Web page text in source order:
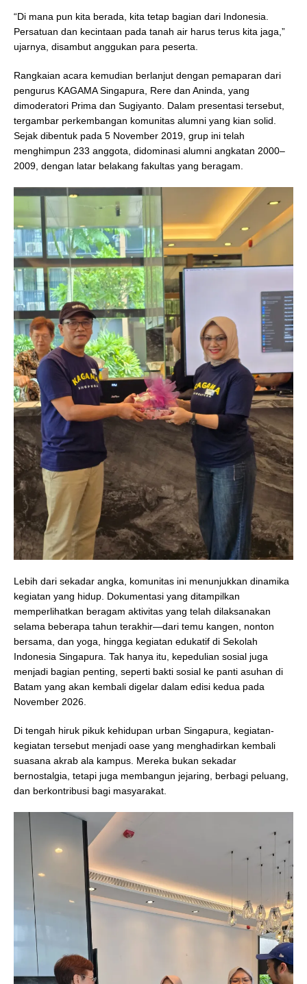
“Di mana pun kita berada, kita tetap bagian dari Indonesia.
Persatuan dan kecintaan pada tanah air harus terus kita jaga,”
ujarnya, disambut anggukan para peserta.
Rangkaian acara kemudian berlanjut dengan pemaparan dari
pengurus KAGAMA Singapura, Rere dan Aninda, yang
dimoderatori Prima dan Sugiyanto. Dalam presentasi tersebut,
tergambar perkembangan komunitas alumni yang kian solid.
Sejak dibentuk pada 5 November 2019, grup ini telah
menghimpun 233 anggota, didominasi alumni angkatan 2000–
2009, dengan latar belakang fakultas yang beragam.
Lebih dari sekadar angka, komunitas ini menunjukkan dinamika
kegiatan yang hidup. Dokumentasi yang ditampilkan
memperlihatkan beragam aktivitas yang telah dilaksanakan
selama beberapa tahun terakhir—dari temu kangen, nonton
bersama, dan yoga, hingga kegiatan edukatif di Sekolah
Indonesia Singapura. Tak hanya itu, kepedulian sosial juga
menjadi bagian penting, seperti bakti sosial ke panti asuhan di
Batam yang akan kembali digelar dalam edisi kedua pada
November 2026.
Di tengah hiruk pikuk kehidupan urban Singapura, kegiatan-
kegiatan tersebut menjadi oase yang menghadirkan kembali
suasana akrab ala kampus. Mereka bukan sekadar
bernostalgia, tetapi juga membangun jejaring, berbagi peluang,
dan berkontribusi bagi masyarakat.